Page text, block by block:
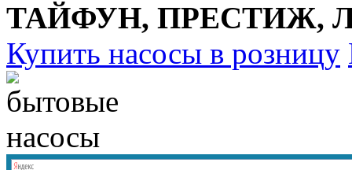
ТАЙФУН, ПРЕСТИЖ,
Купить насосы в розницу